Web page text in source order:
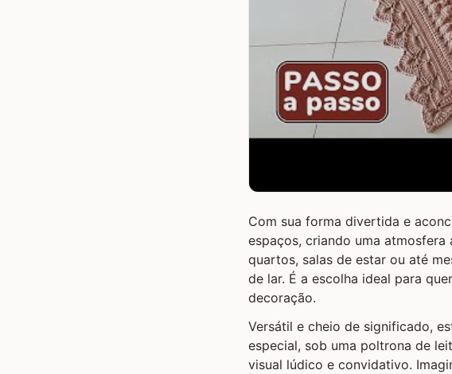
Com sua forma divertida e
espaços, criando uma atmosfera
quartos, salas de estar ou até
de lar. É a escolha ideal para
decoração.
Versátil e cheio de significado,
especial, sob uma poltrona de
visual lúdico e convidativo.